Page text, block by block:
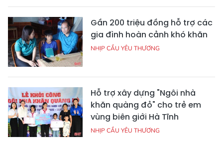
Gần 200 triệu đồng hỗ trợ các
gia đình hoàn cảnh khó khăn
NHỊP CẦU YÊU THƯƠNG
Hỗ trợ xây dựng "Ngôi nhà
khăn quàng đỏ" cho trẻ em
vùng biên giới Hà Tĩnh
NHỊP CẦU YÊU THƯƠNG